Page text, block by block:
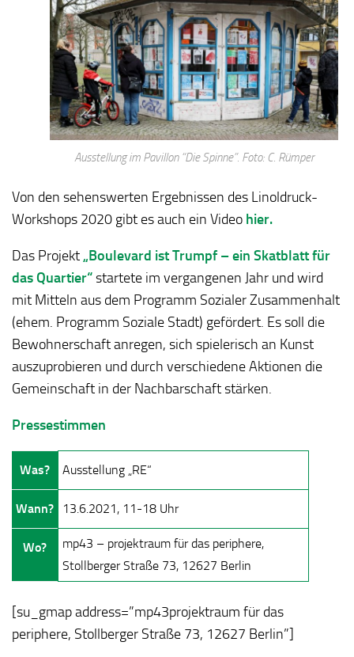
Ausstellung im Pavillon “Die Spinne”. Foto: C. Rümper
Von den sehenswerten Ergebnissen des Linoldruck-
Workshops 2020 gibt es auch ein Video hier.
Das Projekt „Boulevard ist Trumpf – ein Skatblatt für
das Quartier“startete im vergangenen Jahr und wird
mit Mitteln aus dem Programm Sozialer Zusammenhalt
(ehem. Programm Soziale Stadt) gefördert. Es soll die
Bewohnerschaft anregen, sich spielerisch an Kunst
auszuprobieren und durch verschiedene Aktionen die
Gemeinschaft in der Nachbarschaft stärken.
Pressestimmen
Was? Ausstellung „RE“
Wann? 13.6.2021, 11-18 Uhr
Wo?
mp43 – projektraum für das periphere,
Stollberger Straße 73, 12627 Berlin
[su_gmap address=”mp43projektraum für das
periphere, Stollberger Straße 73, 12627 Berlin”]